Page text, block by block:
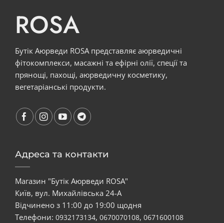
ROSA
Бутік Аюрведи ROSA представляє аюрведичні
фітокомплекси, масажні та ефірні олії, спеції та
прянощі, пахощі, аюрведичну косметику,
вегетаріанські продукти.
Адреса та контакти
Магазин "Бутік Аюрведи ROSA"
Київ, вул. Михайлівська 24-А
Відчинено з 11:00 до 19:00 щодня
Телефони: 0932173134, 0670070108, 0671600108